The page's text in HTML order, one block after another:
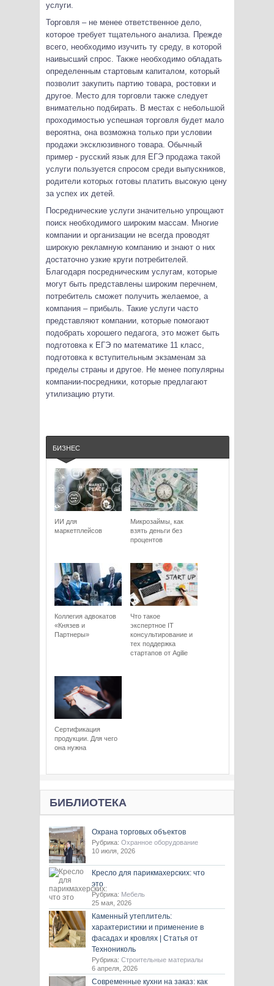
услуги.
Торговля – не менее ответственное дело,
которое требует тщательного анализа. Прежде
всего, необходимо изучить ту среду, в которой
наивысший спрос. Также необходимо обладать
определенным стартовым капиталом, который
позволит закупить партию товара, ростовки и
другое. Место для торговли также следует
внимательно подбирать. В местах с небольшой
проходимостью успешная торговля будет мало
вероятна, она возможна только при условии
продажи эксклюзивного товара. Обычный
пример - русский язык для ЕГЭ продажа такой
услуги пользуется спросом среди выпускников,
родители которых готовы платить высокую цену
за успех их детей.
Посреднические услуги значительно упрощают
поиск необходимого широким массам. Многие
компании и организации не всегда проводят
широкую рекламную компанию и знают о них
достаточно узкие круги потребителей.
Благодаря посредническим услугам, которые
могут быть представлены широким перечнем,
потребитель сможет получить желаемое, а
компания – прибыль. Такие услуги часто
представляют компании, которые помогают
подобрать хорошего педагога, это может быть
подготовка к ЕГЭ по математике 11 класс,
подготовка к вступительным экзаменам за
пределы страны и другое. Не менее популярны
компании-посредники, которые предлагают
утилизацию ртути.
БИЗНЕС
ИИ для
маркетплейсов
Микрозаймы, как
взять деньги без
процентов
Коллегия адвокатов
«Князев и
Партнеры»
Что такое
экспертное IT
консультирование и
тех поддержка
стартапов от Agilie
Сертификация
продукции. Для чего
она нужна
БИБЛИОТЕКА
Охрана торговых объектов
Рубрика: Охранное оборудование
10 июля, 2026
Кресло для парикмахерских: что
это
Рубрика: Мебель
25 мая, 2026
Каменный утеплитель:
характеристики и применение в
фасадах и кровлях | Статья от
Технониколь
Рубрика: Строительные материалы
6 апреля, 2026
Современные кухни на заказ: как